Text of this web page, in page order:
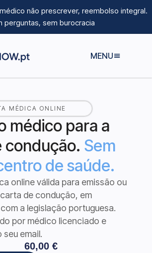
não prescrever, reembolso integral.
perguntas, sem burocracia
MENU
MÉDICA ONLINE
médico para a
condução. Sem
de saúde.
online válida para emissão ou
de condução, em
a legislação portuguesa.
por médico licenciado e
seu email.
60,00 €